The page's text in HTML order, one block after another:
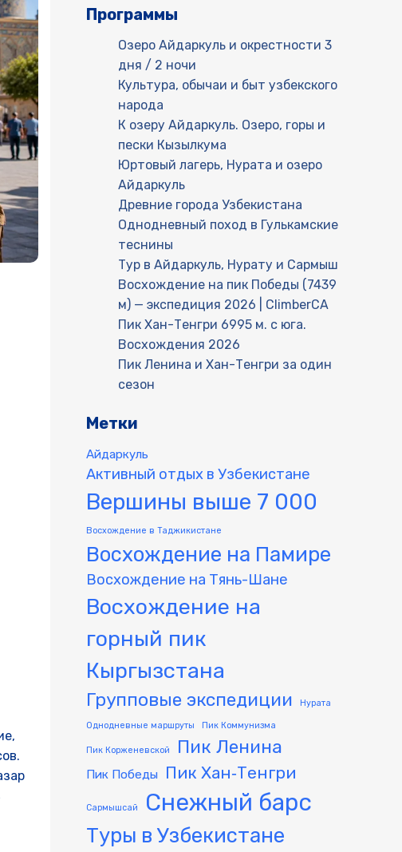
Программы
Озеро Айдаркуль и окрестности 3
дня / 2 ночи
Культура, обычаи и быт узбекского
народа
К озеру Айдаркуль. Озеро, горы и
пески Кызылкума
Юртовый лагерь, Нурата и озеро
Айдаркуль
Древние города Узбекистана
Однодневный поход в Гулькамские
теснины
Тур в Айдаркуль, Нурату и Сармыш
Восхождение на пик Победы (7439
м) — экспедиция 2026 | ClimberCA
Пик Хан-Тенгри 6995 м. с юга.
Восхождения 2026
Пик Ленина и Хан-Тенгри за один
сезон
Метки
Айдаркуль
Активный отдых в Узбекистане
Вершины выше 7 000
Восхождение в Таджикистане
Восхождение на Памире
Восхождение на Тянь-Шане
Восхождение на
горный пик
Кыргызстана
Групповые экспедиции Нурата
Однодневные маршруты Пик Коммунизма
Пик Корженевской Пик Ленина
Пик Победы Пик Хан‑Тенгри
Сармышсай Снежный барс
Туры в Узбекистане